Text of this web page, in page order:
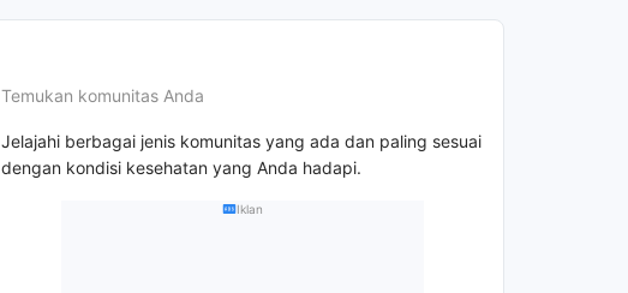
Temukan komunitas Anda
Jelajahi berbagai jenis komunitas yang ada dan paling sesuai
dengan kondisi kesehatan yang Anda hadapi.
Iklan